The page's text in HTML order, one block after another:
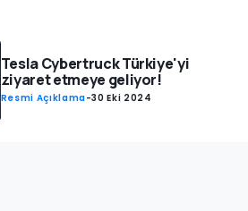
Tesla Cybertruck Türkiye'yi
ziyaret etmeye geliyor!
Resmi Açıklama-30 Eki 2024